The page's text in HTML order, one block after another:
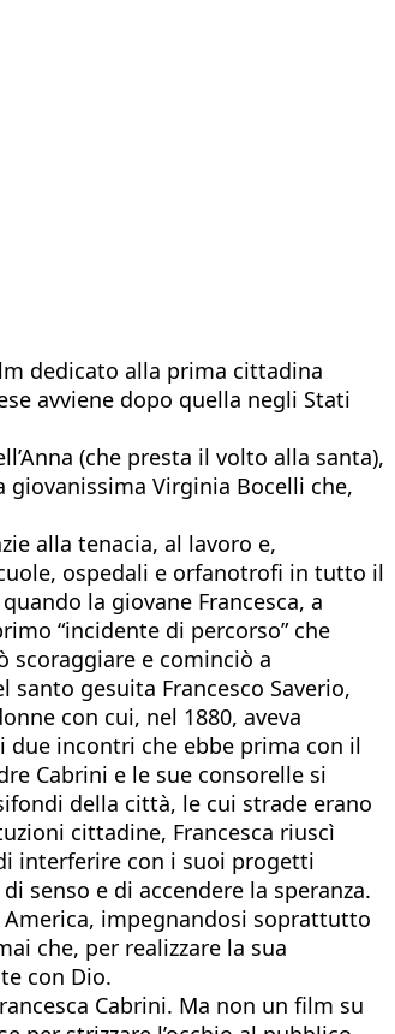
dedicato alla prima cittadina
avviene dopo quella negli Stati
(che presta il volto alla santa),
giovanissima Virginia Bocelli che,
alla tenacia, al lavoro e,
ospedali e orfanotrofi in tutto il
la giovane Francesca, a
“incidente di percorso” che
scoraggiare e cominciò a
santo gesuita Francesco Saverio,
con cui, nel 1880, aveva
due incontri che ebbe prima con il
Cabrini e le sue consorelle si
della città, le cui strade erano
cittadine, Francesca riuscì
interferire con i suoi progetti
senso e di accendere la speranza.
impegnandosi soprattutto
che, per realizzare la sua
con Dio.
Cabrini. Ma non un film su